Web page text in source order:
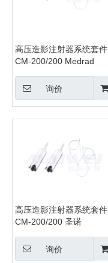
高压造影注射器系统套件
CM-200/200 Medrad
询价
高压造影注射器系统套件
CM-200/200 圣诺
询价